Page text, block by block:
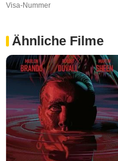
Visa-Nummer
Ähnliche Filme